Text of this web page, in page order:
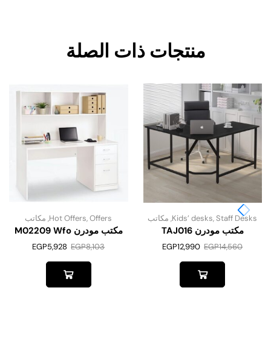
منتجات ذات الصلة
Kids’ desks,Staff Desks
, مكاتب
مكتب مودرن TAJ016
EGP14,560
EGP12,990
Hot Offers,Offers
, مكاتب
مكتب مودرن M02209 Wfo
EGP8,103
EGP5,928